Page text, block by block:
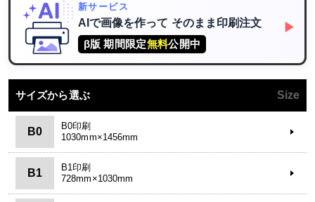
新サービス
AIで画像を作って そのまま印刷注文
β版 期間限定無料公開中
▶
サイズから選ぶ Size
B0
B0印刷
1030mm×1456mm
B1
B1印刷
728mm×1030mm